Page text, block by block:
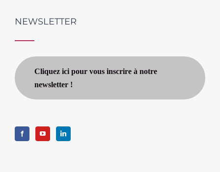
NEWSLETTER
Cliquez ici pour vous inscrire à notre
newsletter !